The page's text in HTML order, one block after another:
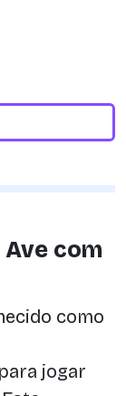
com
como
jogar